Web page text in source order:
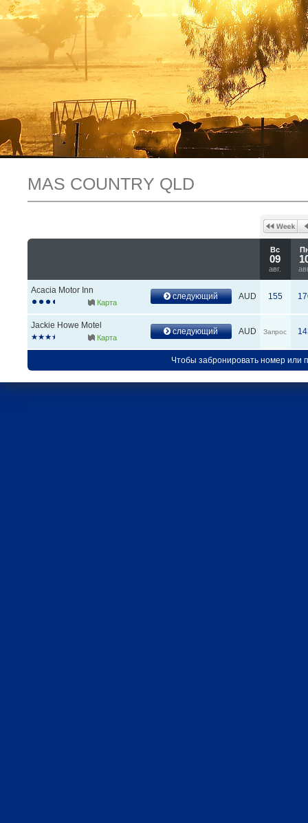
MAS COUNTRY QLD
Вс
09
авг.
Acacia Motor Inn
Карта
следующий AUD 155
Jackie Howe Motel
Карта
следующий AUD Запрос
Чтобы забронировать номер